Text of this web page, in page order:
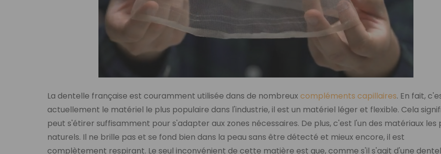
La dentelle française est couramment utilisée dans de nombreux compléments capillaires. En fait,
actuellement le matériel le plus populaire dans l'industrie, il est un matériel léger et flexible. Cela
peut s'étirer suffisamment pour s'adapter aux zones nécessaires. De plus, c'est l'un des matériaux les
naturels. Il ne brille pas et se fond bien dans la peau sans être détecté et mieux encore, il est
complètement respirant. Le seul inconvénient de cette matière est que, comme s'il s'agit d'une